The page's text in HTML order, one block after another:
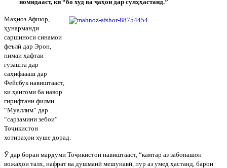
номидааст, ки “бо худ ва ҷаҳон дар сулҳҳастанд.”
Маҳноз Афшор,
ҳунарманди
саршиноси синамои
феълӣ дар Эрон,
нимаи ҳафтаи
гузашта дар
саҳифаааш дар
Фейсбук навиштааст,
ки ҳангоми ба навор
гирифтани филми
“Муаллим” дар
“сарзамини зебои”
Тоҷикистон
хотираҳои хуше дорад.
Ӯ дар бораи мардуми Тоҷикистон навиштааст, “камтар аз забонашон
вожаҳои талх, нафрат ва душманӣ мешунавӣ , пур аз умед ҳастанд, барои